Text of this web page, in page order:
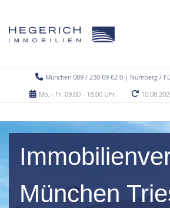
München 089 / 230 69 62 0 | Nürnberg /
Mo. - Fr. 09.00 - 18.00 Uhr
München